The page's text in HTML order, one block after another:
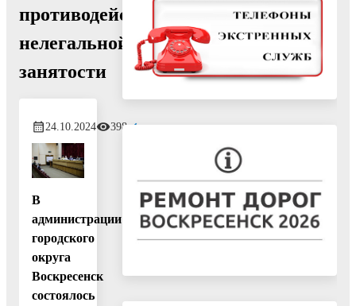
противодействию
нелегальной
занятости
24.10.2024 398
В
администрации
городского
округа
Воскресенск
состоялось